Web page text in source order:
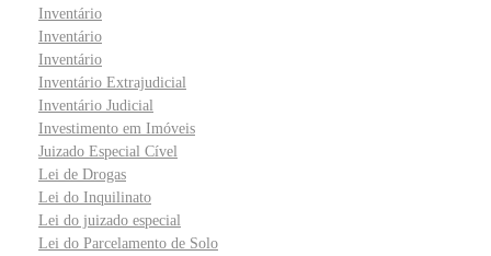
Inventário
Inventário
Inventário
Inventário Extrajudicial
Inventário Judicial
Investimento em Imóveis
Juizado Especial Cível
Lei de Drogas
Lei do Inquilinato
Lei do juizado especial
Lei do Parcelamento de Solo